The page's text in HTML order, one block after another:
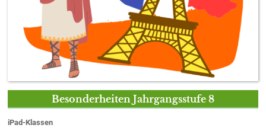
Besonderheiten Jahrgangsstufe 8
iPad-Klassen